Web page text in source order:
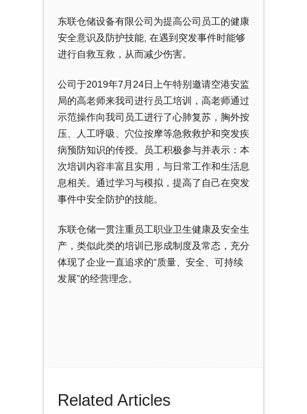
东联仓储设备有限公司为提高公司员工的健康
安全意识及防护技能, 在遇到突发事件时能够
进行自救互救，从而减少伤害。
公司于2019年7月24日上午特别邀请空港安监
局的高老师来我司进行员工培训，高老师通过
示范操作向我司员工进行了心肺复苏，胸外按
压、人工呼吸、穴位按摩等急救救护和突发疾
病预防知识的传授。员工积极参与并表示：本
次培训内容丰富且实用，与日常工作和生活息
息相关。通过学习与模拟，提高了自己在突发
事件中安全防护的技能。
东联仓储一贯注重员工职业卫生健康及安全生
产，类似此类的培训已形成制度及常态，充分
体现了企业一直追求的“质量、安全、可持续
发展”的经营理念。
Related Articles